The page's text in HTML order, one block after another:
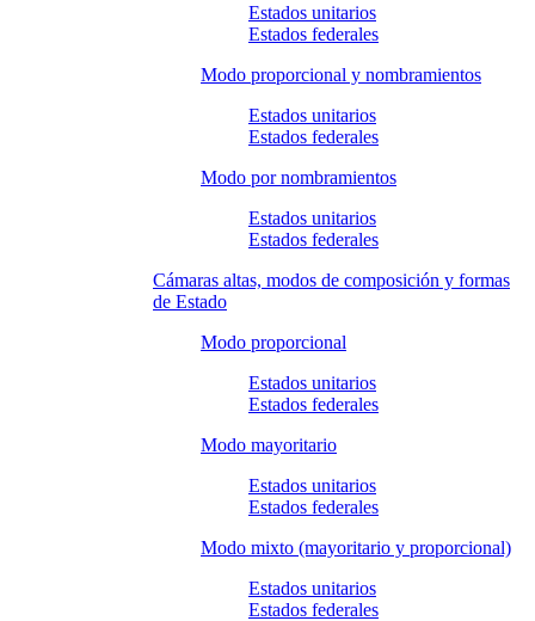
Estados unitarios
Estados federales
Modo proporcional y nombramientos
Estados unitarios
Estados federales
Modo por nombramientos
Estados unitarios
Estados federales
Cámaras altas, modos de composición y formas
de Estado
Modo proporcional
Estados unitarios
Estados federales
Modo mayoritario
Estados unitarios
Estados federales
Modo mixto (mayoritario y proporcional)
Estados unitarios
Estados federales